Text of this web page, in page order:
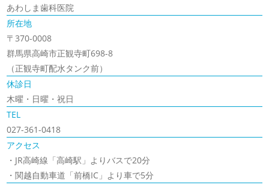
あわしま歯科医院
所在地
〒370-0008
群馬県高崎市正観寺町698-8
（正観寺町配水タンク前）
休診日
木曜・日曜・祝日
TEL
027-361-0418
アクセス
・JR高崎線「高崎駅」よりバスで20分
・関越自動車道「前橋IC」より車で5分